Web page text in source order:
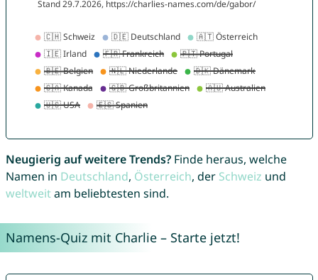
Neugierig auf weitere Trends?Finde heraus, welche
Namen in Deutschland, Österreich, der Schweiz und
weltweitam beliebtesten sind.
Namens-Quiz mit Charlie – Starte jetzt!